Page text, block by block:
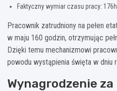
Faktyczny wymiar czasu pracy:
Pracownik zatrudniony na pełen
w maju 160 godzin, otrzymując
Dzięki temu mechanizmowi
powodu wystąpienia święta w dniu
Wynagrodzenie